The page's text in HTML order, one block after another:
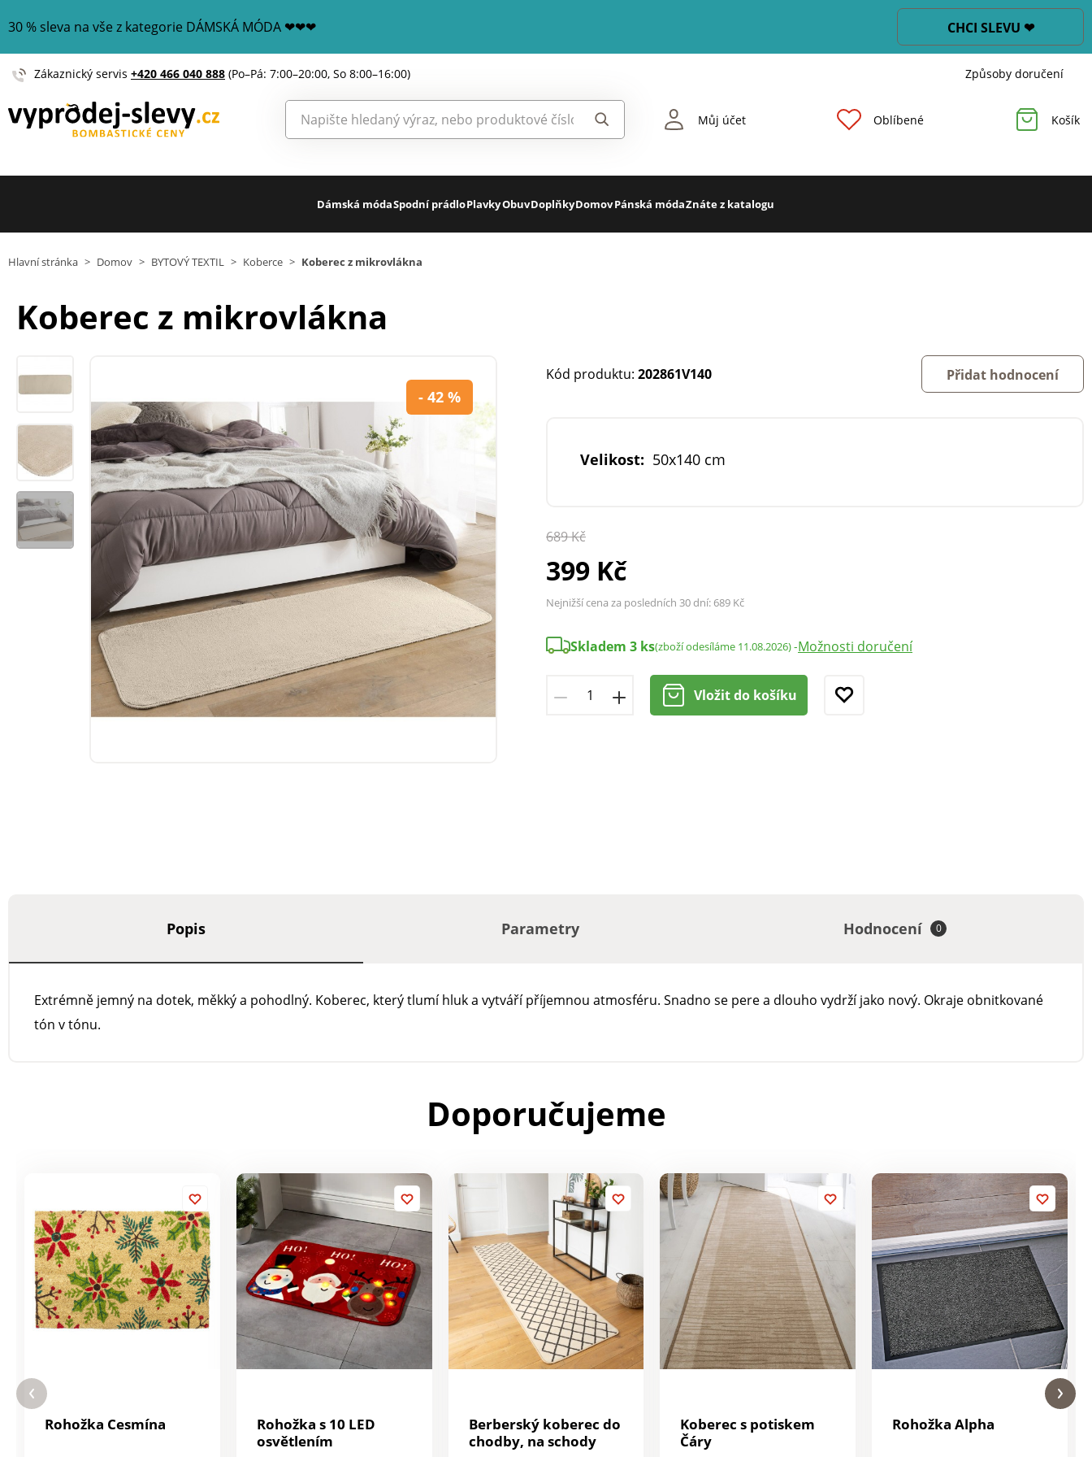
30 % sleva na vše z kategorie DÁMSKÁ MÓDA ❤❤❤ CHCI SLEVU ❤
Zákaznický servis +420 466 040 888 (Po–Pá: 7:00–20:00, So 8:00–16:00) Způsoby doručení
Můj účet Oblíbené Košík
Dámská módaSpodní prádloPlavkyObuvDoplňkyDomovPánská módaZnáte z katalogu
Hlavní stránka > Domov > BYTOVÝ TEXTIL > Koberce > Koberec z mikrovlákna
Koberec z mikrovlákna
- 42 %
Kód produktu: 202861V140 Přidat hodnocení
Velikost: 50x140 cm
689 Kč
399 Kč
Nejnižší cena za posledních 30 dní: 689 Kč
Skladem 3 ks(zboží odesíláme 11.08.2026)-Možnosti doručení
Vložit do košíku
Popis Parametry Hodnocení 0
Extrémně jemný na dotek, měkký a pohodlný. Koberec, který tlumí hluk a vytváří příjemnou atmosféru. Snadno se pere a dlouho vydrží jako nový. Okraje obnitkované
tón v tónu.
Doporučujeme
Rohožka Cesmína
Rohožka s 10 LED
osvětlením
Berberský koberec do
chodby, na schody
Koberec s potiskem
Čáry
Rohožka Alpha